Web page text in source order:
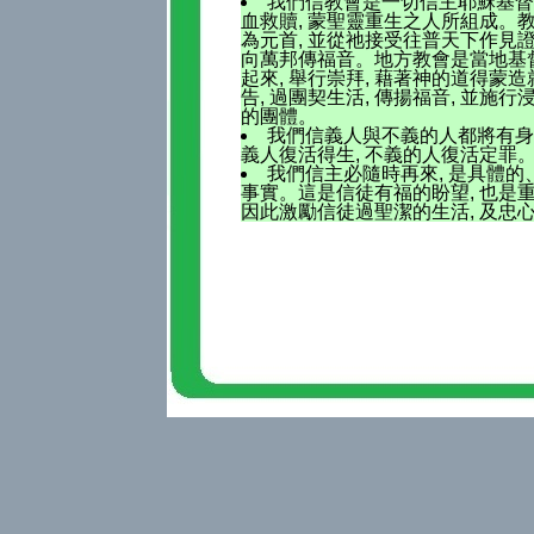
血救贖, 蒙聖靈重生之人所組成。
為元首, 並從祂接受往普天下作見
向萬邦傳福音。地方教會是當地基
起來, 舉行崇拜, 藉著神的道得蒙造
告, 過團契生活, 傳揚福音, 並施行
的團體。
我們信義人與不義的人都將有
義人復活得生, 不義的人復活定罪
我們信主必隨時再來, 是具體的
事實。這是信徒有福的盼望, 也是
因此激勵信徒過聖潔的生活, 及忠